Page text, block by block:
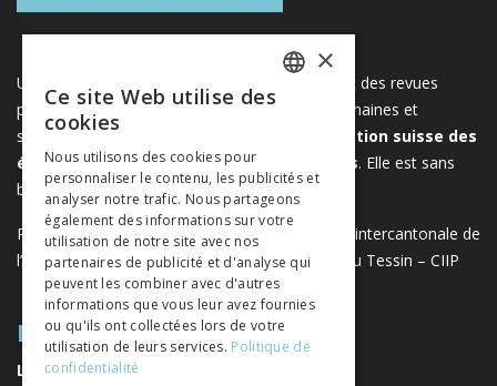
Une plateforme unique regroupant des livres et des revues
publiés par les éditeurs suisses de sciences humaines et
sociales. Libreo.ch est la propriété de l'
Association suisse des
éditeurs de sciences sociales et humaines. Elle est sans
but lucratif.www.editeurssuisses.ch
Projet réalisé avec le soutien de la Conférence intercantonale de
l’instruction publique de la Suisse romande et du Tessin – CIIP
PLAN DU SITE
LIVRES
ITALIAN
×
Ce site Web utilise des
cookies
Nous utilisons des cookies pour
personnaliser le contenu, les publicités et
analyser notre trafic. Nous partageons
également des informations sur votre
utilisation de notre site avec nos
partenaires de publicité et d'analyse qui
peuvent les combiner avec d'autres
informations que vous leur avez fournies
ou qu'ils ont collectées lors de votre
utilisation de leurs services. Politique de
confidentialité